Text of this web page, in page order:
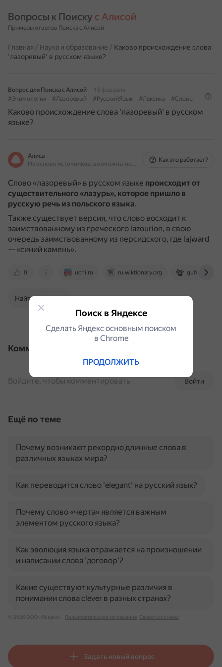
Вопросы к Поиску с Алисой
Примеры ответов Поиска с Алисой
Главная / Наука и образование / Каково происхождение слова
'лазоревый' в русском языке?
Вопрос для Поиска с Алисой
18 февраля
#Этимология
#Лазоревый #РусскийЯзык #Лексика #Слово
Каково происхождение слова 'лазоревый' в русском
языке?
Алиса
На основе источников, возможны неточности
Как это работает?
Слово «лазоревый» в русском языке происходит от
существительного «лазурь», которое пришло в
русскую речь из польского языка.
Также существует версия, что слово восходит к
заимствованному из греческого lazourion, в свою
очередь заимствованному из персидского, где lajward
— «синий камень».
0 uchi.ru ru.wiktionary.org gufo.me
Найти в Поиске
Комментарии
Войти
Войдите, чтобы комментировать
Ещё по теме
Почему возникают рекордно длинные слова в
различных языках мира?
Как переводится слово 'elegant' на русский язык?
Почему слово «черта» является важным
элементом русского языка?
Как эволюция языка отражается на произношении
и написании слова 'договор'?
Какие существуют культурные различия в
понимании слова clever в разных странах?
© 2026 ООО «Яндекс» Пользовательское соглашение Связаться с нами
Задать новый вопрос
Поиск в Яндексе
Сделать Яндекс основным поиском
в Сhrome
ПРОДОЛЖИТЬ